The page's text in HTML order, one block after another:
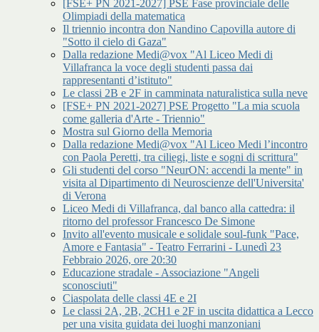
[FSE+ PN 2021-2027] PSE Fase provinciale delle
Olimpiadi della matematica
Il triennio incontra don Nandino Capovilla autore di
"Sotto il cielo di Gaza"
Dalla redazione Medi@vox "Al Liceo Medi di
Villafranca la voce degli studenti passa dai
rappresentanti d’istituto"
Le classi 2B e 2F in camminata naturalistica sulla neve
[FSE+ PN 2021-2027] PSE Progetto "La mia scuola
come galleria d'Arte - Triennio"
Mostra sul Giorno della Memoria
Dalla redazione Medi@vox "Al Liceo Medi l’incontro
con Paola Peretti, tra ciliegi, liste e sogni di scrittura"
Gli studenti del corso "NeurON: accendi la mente" in
visita al Dipartimento di Neuroscienze dell'Universita'
di Verona
Liceo Medi di Villafranca, dal banco alla cattedra: il
ritorno del professor Francesco De Simone
Invito all'evento musicale e solidale soul-funk "Pace,
Amore e Fantasia" - Teatro Ferrarini - Lunedì 23
Febbraio 2026, ore 20:30
Educazione stradale - Associazione "Angeli
sconosciuti"
Ciaspolata delle classi 4E e 2I
Le classi 2A, 2B, 2CH1 e 2F in uscita didattica a Lecco
per una visita guidata dei luoghi manzoniani